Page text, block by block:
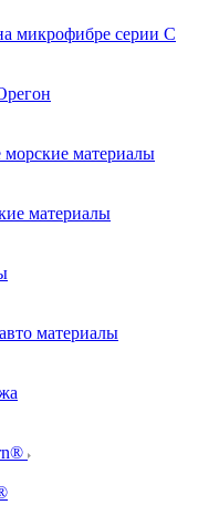
микрофибре серии С
материалы
материалы
материалы